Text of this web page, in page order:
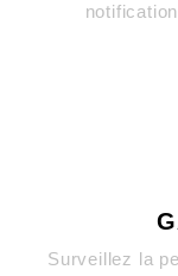
Surveillez la